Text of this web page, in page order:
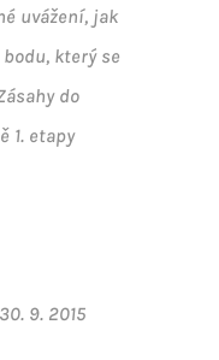
uvážení, jak
který se
do
1. etapy
9. 2015